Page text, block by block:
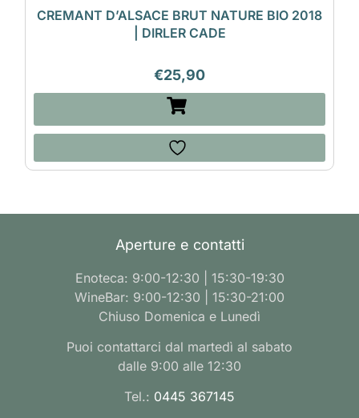
CREMANT D’ALSACE BRUT NATURE BIO 2018
| DIRLER CADE
€25,90
Aperture e contatti
Enoteca: 9:00-12:30 | 15:30-19:30
WineBar: 9:00-12:30 | 15:30-21:00
Chiuso Domenica e Lunedì
Puoi contattarci dal martedì al sabato
dalle 9:00 alle 12:30
Tel.: 0445 367145